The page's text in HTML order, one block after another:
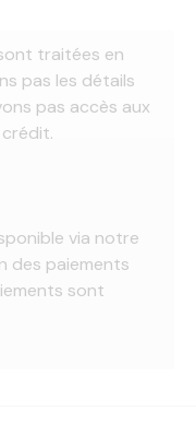
traitées en
pas les détails
pas accès aux
via notre
des paiements
sont